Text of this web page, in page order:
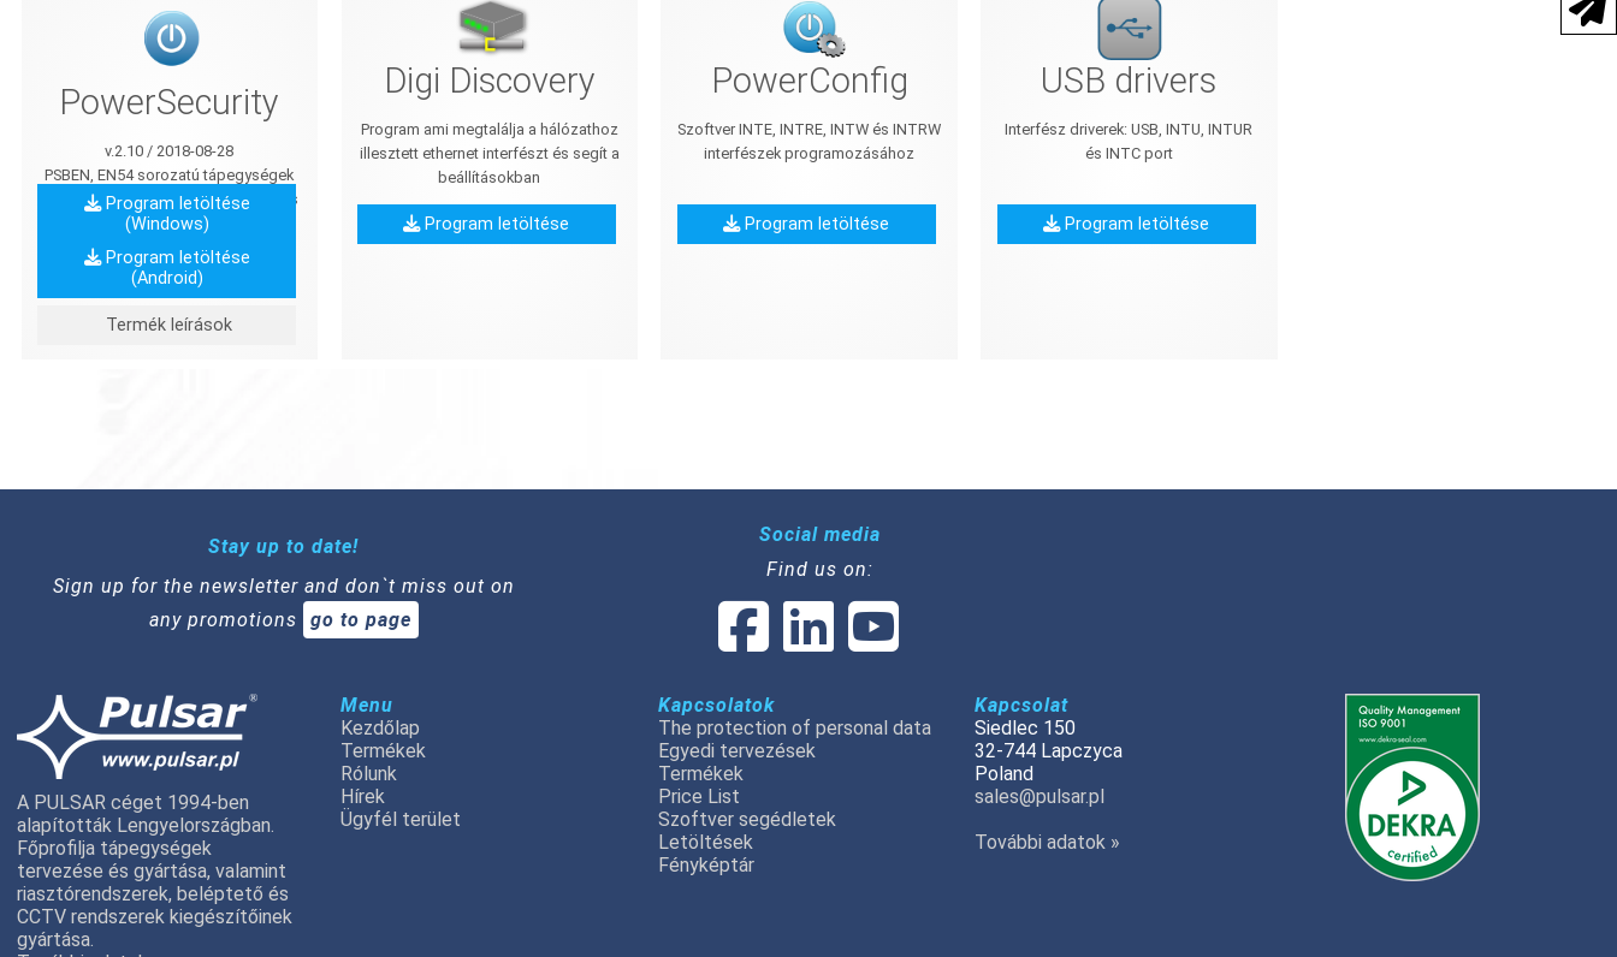
PowerSecurity
v.2.10 / 2018-08-28
PSBEN, EN54 sorozatú tápegységek
beállításainak távoli megjelenítése és
felügyelete
Program letöltése
(Windows)
Program letöltése
(Android)
Termék leírások
Digi Discovery
Program ami megtalálja a hálózathoz
illesztett ethernet interfészt és segít a
beállításokban
Program letöltése
PowerConfig
Szoftver INTE, INTRE, INTW és INTRW
interfészek programozásához
Program letöltése
USB drivers
Interfész driverek: USB, INTU, INTUR
és INTC port
Program letöltése
Stay up to date!
Sign up for the newsletter and don`t miss out on
any promotions
go to page
Social media
Find us on:
A PULSAR céget 1994-ben
alapították Lengyelországban.
Főprofilja tápegységek
tervezése és gyártása, valamint
riasztórendszerek, beléptető és
CCTV rendszerek kiegészítőinek
gyártása.
Menu
Kezdőlap
Termékek
Rólunk
Hírek
Ügyfél terület
Kapcsolatok
The protection of personal data
Egyedi tervezések
Termékek
Price List
Szoftver segédletek
Letöltések
Fényképtár
Kapcsolat
Siedlec 150
32-744 Lapczyca
Poland
sales@pulsar.pl
További adatok »